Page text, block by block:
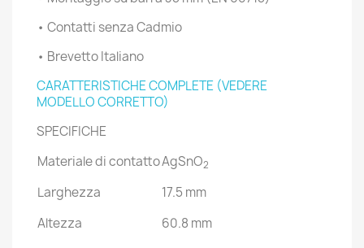
• Contatti senza Cadmio
• Brevetto Italiano
CARATTERISTICHE COMPLETE (VEDERE
MODELLO CORRETTO)
SPECIFICHE
Materiale di contattoAgSnO2
Larghezza
17.5 mm
Altezza
60.8 mm